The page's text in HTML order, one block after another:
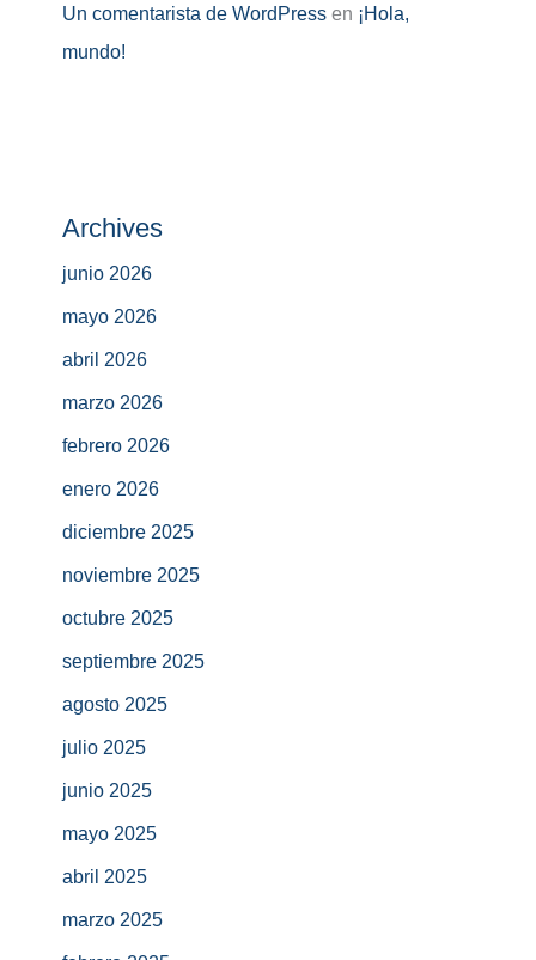
Un comentarista de WordPress en ¡Hola,
mundo!
Archives
junio 2026
mayo 2026
abril 2026
marzo 2026
febrero 2026
enero 2026
diciembre 2025
noviembre 2025
octubre 2025
septiembre 2025
agosto 2025
julio 2025
junio 2025
mayo 2025
abril 2025
marzo 2025